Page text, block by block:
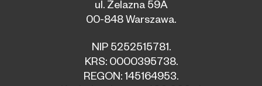
ul. Żelazna 59A
00-848 Warszawa.
NIP 5252515781.
KRS: 0000395738.
REGON: 145164953.